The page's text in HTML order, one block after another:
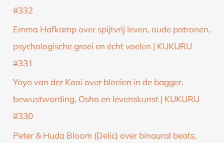
a
#332
Emma Hafkamp over spijtvrij leven, oude patronen,
psychologische groei en écht voelen | KUKURU
#331
Yoyo van der Kooi over bloeien in de bagger,
bewustwording, Osho en levenskunst | KUKURU
#330
Peter & Huda Bloom (Delic) over binaural beats,